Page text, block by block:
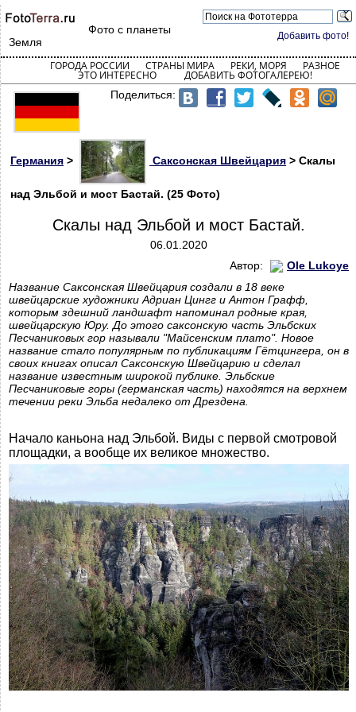
Добавить фото!
Фото с планеты
Земля
ГОРОДА РОССИИ СТРАНЫ МИРА РЕКИ, МОРЯ РАЗНОЕ
ЭТО ИНТЕРЕСНО ДОБАВИТЬ ФОТОГАЛЕРЕЮ!
Поделиться:
Германия > Саксонская Швейцария > Скалы
над Эльбой и мост Бастай. (25 Фото)
Скалы над Эльбой и мост Бастай.
06.01.2020
Автор:
Ole Lukoye
Название Саксонская Швейцария создали в 18 веке
швейцарские художники Адриан Цингг и Антон Графф,
которым здешний ландшафт напоминал родные края,
швейцарскую Юру. До этого саксонскую часть Эльбских
Песчаниковых гор называли "Майсенским плато". Новое
название стало популярным по публикациям Гётцингера, он в
своих книгах описал Саксонскую Швейцарию и сделал
название известным широкой публике. Эльбские
Песчаниковые горы (германская часть) находятся на верхнем
течении реки Эльба недалеко от Дрездена.
Начало каньона над Эльбой. Виды с первой смотровой
площадки, а вообще их великое множество.